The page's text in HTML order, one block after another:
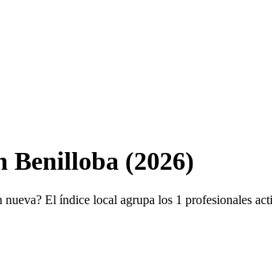
Benilloba (2026)
El índice local agrupa los 1 profesionales